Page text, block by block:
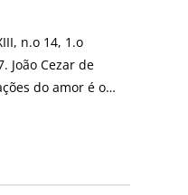
n.o 14, 1.o
João Cezar de
do amor é o…